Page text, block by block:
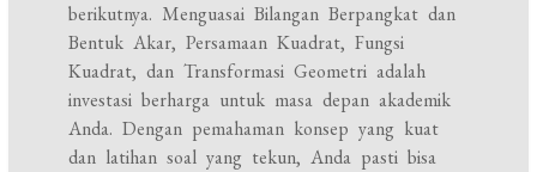
berikutnya. Menguasai Bilangan Berpangkat dan
Bentuk Akar, Persamaan Kuadrat, Fungsi
Kuadrat, dan Transformasi Geometri adalah
investasi berharga untuk masa depan akademik
Anda. Dengan pemahaman konsep yang kuat
dan latihan soal yang tekun, Anda pasti bisa